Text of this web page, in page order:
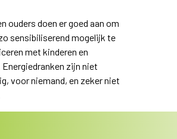
ouders doen er goed aan om
sensibiliserend mogelijk te
met kinderen en
Energiedranken zijn niet
voor niemand, en zeker niet